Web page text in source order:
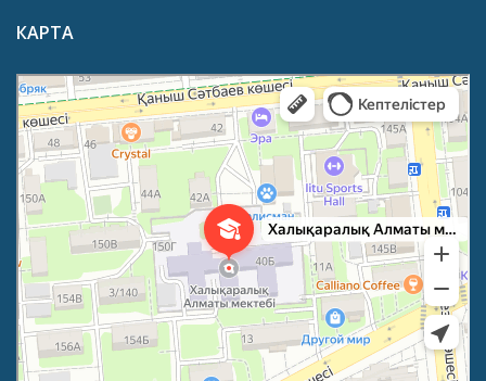
КАРТА
Международная школа г. Алматы
Частная школа в Алматы